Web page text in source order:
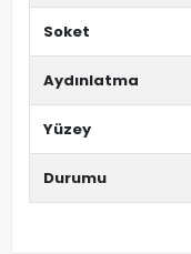
Soket
Aydınlatma
Yüzey
Durumu